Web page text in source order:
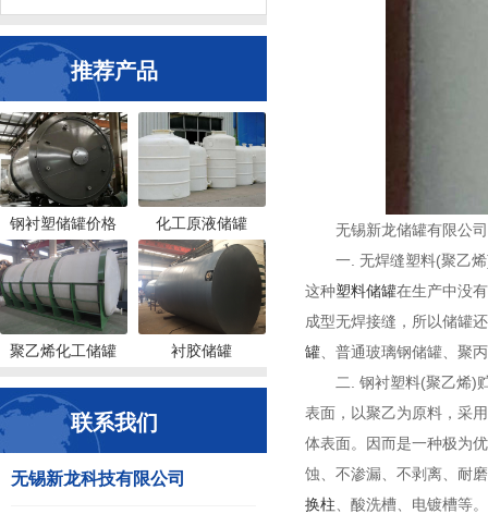
推荐产品
钢衬塑储罐价格 化工原液储罐
聚乙烯化工储罐 衬胶储罐
联系我们
无锡新龙科技有限公司
无锡新龙储罐有限公
一. 无焊缝塑料(聚乙
这种塑料储罐在生产中没
成型无焊接缝，所以储罐
罐 、普通玻璃钢储罐、聚
二. 钢衬塑料(聚乙烯)
表面，以聚乙为原料，采
体表面。因而是一种极为
蚀、不渗漏、不剥离、耐
换柱 、酸洗槽、电镀槽等。